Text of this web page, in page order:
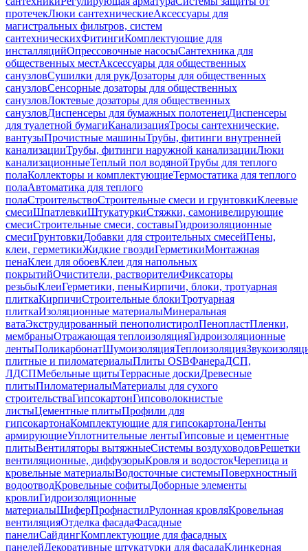
протечекЛюки сантехническиеАксессуары для
магистральных фильтров, систем
сантехническихФитингиКомплектующие для
инсталляцийОпрессовочные насосыСантехника для
общественных местАксессуары для общественных
санузловСушилки для рукДозаторы для общественных
санузловСенсорные дозаторы для общественных
санузловЛоктевые дозаторы для общественных
санузловДиспенсеры для бумажных полотенецДиспенсеры
для туалетной бумагиКанализацияТросы сантехнические,
вантузыПрочистные машиныТрубы, фитинги внутренней
канализацииТрубы, фитинги наружной канализацииЛюки
канализационныеТеплый пол водянойТрубы для теплого
полаКоллекторы и комплектующиеТермостатика для теплого
полаАвтоматика для теплого
полаСтроительствоСтроительные смеси и грунтовкиКлеевые
смесиШпатлевкиШтукатуркиСтяжки, самонивелирующие
смесиСтроительные смеси, составыГидроизоляционные
смесиГрунтовкиДобавки для строительных смесейПены,
клеи, герметикиЖидкие гвоздиГерметикиМонтажная
пенаКлеи для обоевКлеи для напольных
покрытийОчистители, растворителиФиксаторы
резьбыКлеиГерметики, пеныКирпичи, блоки, тротуарная
плиткаКирпичиСтроительные блокиТротуарная
плиткаИзоляционные материалыМинеральная
ватаЭкструдированный пенополистиролПенопластПленки,
мембраныОтражающая теплоизоляцияГидроизоляционные
лентыПоликарбонатШумоизоляцияТеплоизоляция
плитные и пиломатериалыПлиты OSBФанераДСП,
ЛДСПМебельные щитыТеррасные доскиДревесные
плитыПиломатериалыМатериалы для сухого
строительстваГипсокартонГипсоволокнистые
листыЦементные плитыПрофили для
гипсокартонаКомплектующие для гипсокартонаЛенты
армирующиеУплотнительные лентыГипсовые и цементные
плитыВентиляторы вытяжныеСистемы воздуховодовРешетки
вентиляционные, диффузорыКровля и водостокЧерепица и
кровельные материалыВодосточные системыПоверхностный
водоотводКровельные софитыДоборные элементы
кровлиГидроизоляционные
материалыШиферПрофнастилРулонная кровляКровельная
вентиляцияОтделка фасадаФасадные
панелиСайдингКомплектующие для фасадных
панелейДекоративные штукатурки для фасадаКлинкерная